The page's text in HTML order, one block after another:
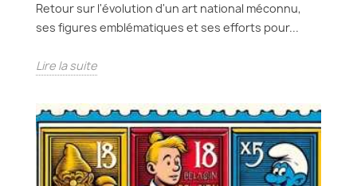
Retour sur l'évolution d'un art national méconnu,
ses figures emblématiques et ses efforts pour...
Lire la suite